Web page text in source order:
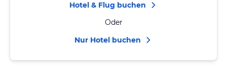
Hotel & Flug buchen
Oder
Nur Hotel buchen